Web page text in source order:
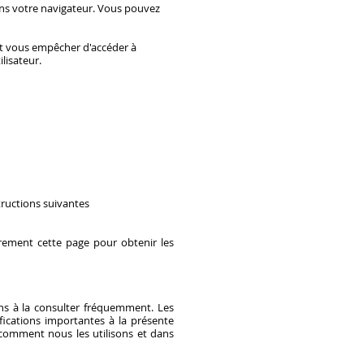
votre navigateur. Vous pouvez
empêcher d'accéder à
suivantes
cette page pour obtenir les
à la consulter fréquemment. Les
importantes à la présente
nous les utilisons et dans